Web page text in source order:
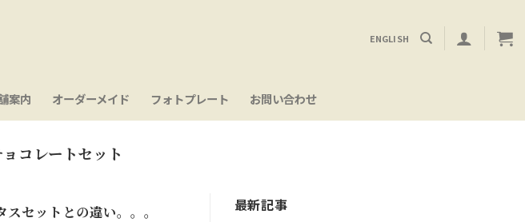
ENGLISH
案内 オーダーメイド フォトプレート お問い合わせ
ョコレートセット
セットとの違い。。。 最新記事